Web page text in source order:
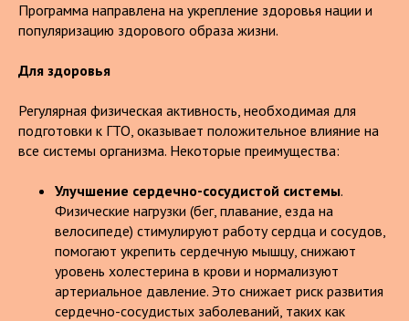
Программа направлена на укрепление здоровья нации и
популяризацию здорового образа жизни.
Для здоровья
Регулярная физическая активность, необходимая для
подготовки к ГТО, оказывает положительное влияние на
все системы организма. Некоторые преимущества:
Улучшение сердечно-сосудистой системы.
Физические нагрузки (бег, плавание, езда на
велосипеде) стимулируют работу сердца и сосудов,
помогают укрепить сердечную мышцу, снижают
уровень холестерина в крови и нормализуют
артериальное давление. Это снижает риск развития
сердечно-сосудистых заболеваний, таких как